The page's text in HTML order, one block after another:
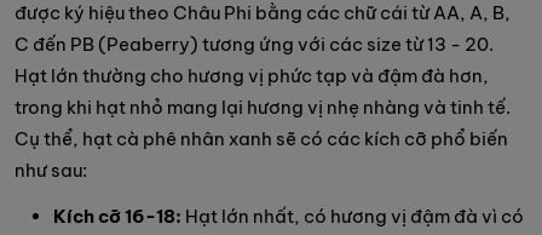
được ký hiệu theo Châu Phi bằng các chữ cái từ AA, A, B,
C đến PB (Peaberry) tương ứng với các size từ 13 - 20.
Hạt lớn thường cho hương vị phức tạp và đậm đà hơn,
trong khi hạt nhỏ mang lại hương vị nhẹ nhàng và tinh tế.
Cụ thể, hạt cà phê nhân xanh sẽ có các kích cỡ phổ biến
như sau:
Kích cỡ 16-18: Hạt lớn nhất, có hương vị đậm đà vì có